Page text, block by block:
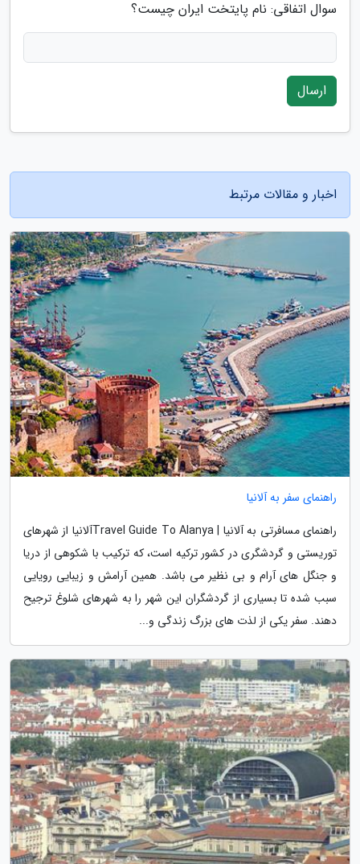
سوال اتفاقی: نام پایتخت ایران چیست؟
ارسال
اخبار و مقالات مرتبط
راهنمای سفر به آلانیا
راهنمای مسافرتی به آلانیا | Travel Guide To Alanyaآلانیا از شهرهای
توریستی و گردشگری در کشور ترکیه است، که ترکیب با شکوهی از دریا
و جنگل های آرام و بی نظیر می باشد. همین آرامش و زیبایی رویایی
سبب شده تا بسیاری از گردشگران این شهر را به شهرهای شلوغ ترجیح
دهند. سفر یکی از لذت های بزرگ زندگی و...